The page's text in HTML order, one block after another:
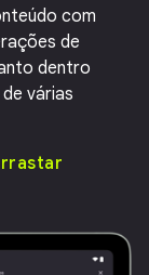
com
de
dentro
várias